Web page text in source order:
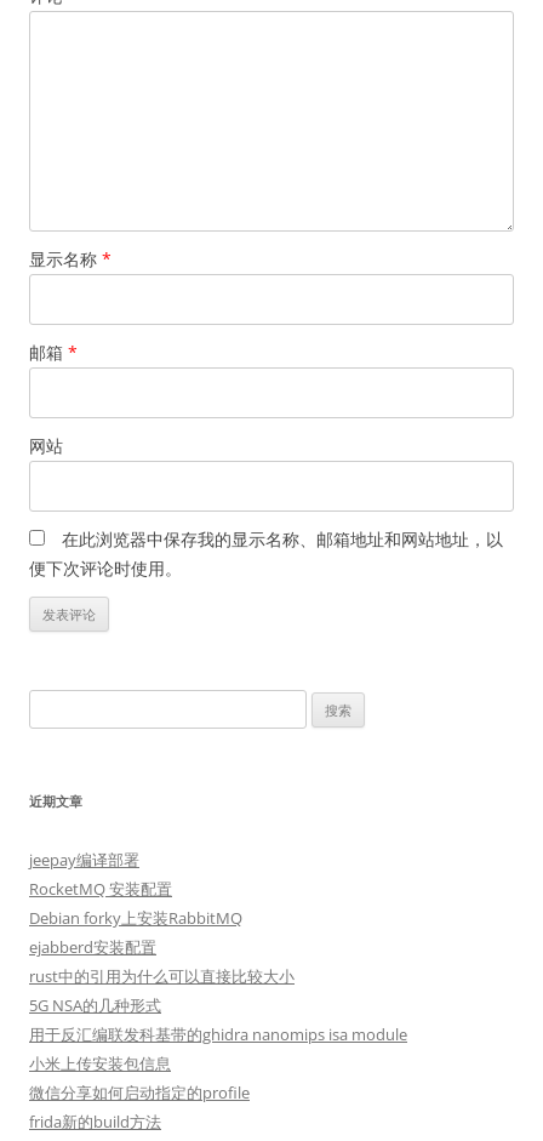
显示名称 *
邮箱 *
网站
在此浏览器中保存我的显示名称、邮箱地址和网站地址，以
便下次评论时使用。
索：
近期文章
jeepay编译部署
RocketMQ 安装配置
Debian forky上安装RabbitMQ
ejabberd安装配置
rust中的引用为什么可以直接比较大小
5G NSA的几种形式
用于反汇编联发科基带的ghidra nanomips isa module
小米上传安装包信息
微信分享如何启动指定的profile
frida新的build方法